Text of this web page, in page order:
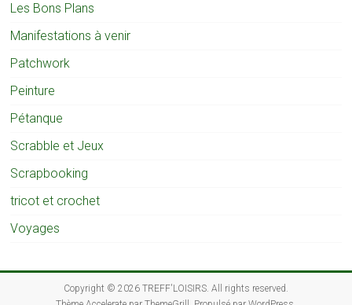
Les Bons Plans
Manifestations à venir
Patchwork
Peinture
Pétanque
Scrabble et Jeux
Scrapbooking
tricot et crochet
Voyages
Copyright © 2026 TREFF'LOISIRS. All rights reserved.